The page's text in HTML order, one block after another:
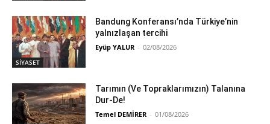
SİYASET
Bandung Konferansı’nda Türkiye’nin
yalnızlaşan tercihi
Eyüp YALUR - 02/08/2026
Tarımın (Ve Topraklarımızın) Talanına
Dur-De!
Temel DEMİRER - 01/08/2026